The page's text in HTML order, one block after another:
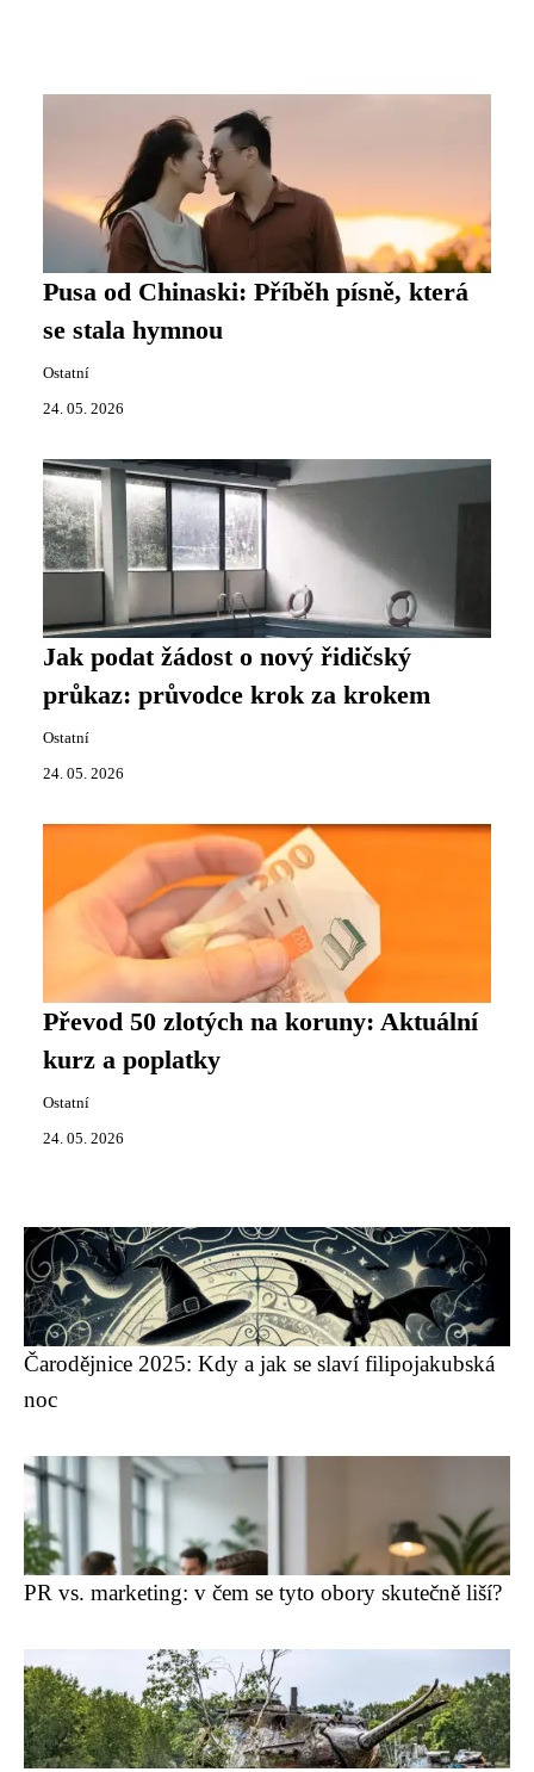
Pusa od Chinaski: Příběh písně, která
se stala hymnou
Ostatní
24. 05. 2026
Jak podat žádost o nový řidičský
průkaz: průvodce krok za krokem
Ostatní
24. 05. 2026
Převod 50 zlotých na koruny: Aktuální
kurz a poplatky
Ostatní
24. 05. 2026
Čarodějnice 2025: Kdy a jak se slaví filipojakubská
noc
PR vs. marketing: v čem se tyto obory skutečně liší?